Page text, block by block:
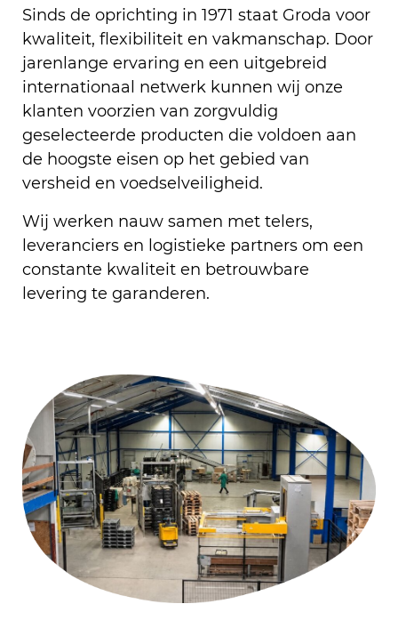
Sinds de oprichting in 1971 staat Groda voor
kwaliteit, flexibiliteit en vakmanschap. Door
jarenlange ervaring en een uitgebreid
internationaal netwerk kunnen wij onze
klanten voorzien van zorgvuldig
geselecteerde producten die voldoen aan
de hoogste eisen op het gebied van
versheid en voedselveiligheid.
Wij werken nauw samen met telers,
leveranciers en logistieke partners om een
constante kwaliteit en betrouwbare
levering te garanderen.